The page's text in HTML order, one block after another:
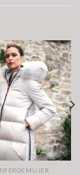
MUJER